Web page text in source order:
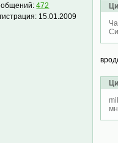
472
15.01.2009